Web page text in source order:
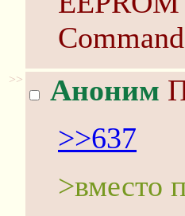
>> Аноним
>>637
>вместо